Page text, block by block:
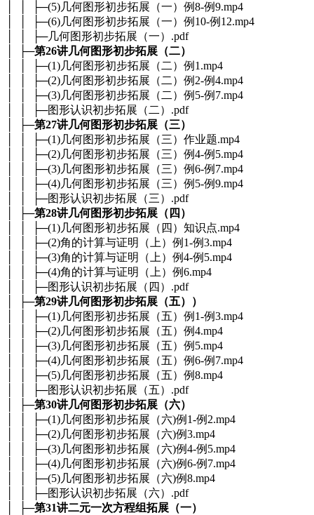
│ │ ├─(5)几何图形初步拓展（一）例8-例9.mp4
│ │ ├─(6)几何图形初步拓展（一）例10-例12.mp4
│ │ ├─几何图形初步拓展（一）.pdf
│ ├─第26讲几何图形初步拓展（二）
│ │ ├─(1)几何图形初步拓展（二）例1.mp4
│ │ ├─(2)几何图形初步拓展（二）例2-例4.mp4
│ │ ├─(3)几何图形初步拓展（二）例5-例7.mp4
│ │ ├─图形认识初步拓展（二）.pdf
│ ├─第27讲几何图形初步拓展（三）
│ │ ├─(1)几何图形初步拓展（三）作业题.mp4
│ │ ├─(2)几何图形初步拓展（三）例4-例5.mp4
│ │ ├─(3)几何图形初步拓展（三）例6-例7.mp4
│ │ ├─(4)几何图形初步拓展（三）例5-例9.mp4
│ │ ├─图形认识初步拓展（三）.pdf
│ ├─第28讲几何图形初步拓展（四）
│ │ ├─(1)几何图形初步拓展（四）知识点.mp4
│ │ ├─(2)角的计算与证明（上）例1-例3.mp4
│ │ ├─(3)角的计算与证明（上）例4-例5.mp4
│ │ ├─(4)角的计算与证明（上）例6.mp4
│ │ ├─图形认识初步拓展（四）.pdf
│ ├─第29讲几何图形初步拓展（五））
│ │ ├─(1)几何图形初步拓展（五）例1-例3.mp4
│ │ ├─(2)几何图形初步拓展（五）例4.mp4
│ │ ├─(3)几何图形初步拓展（五）例5.mp4
│ │ ├─(4)几何图形初步拓展（五）例6-例7.mp4
│ │ ├─(5)几何图形初步拓展（五）例8.mp4
│ │ ├─图形认识初步拓展（五）.pdf
│ ├─第30讲几何图形初步拓展（六）
│ │ ├─(1)几何图形初步拓展（六)例1-例2.mp4
│ │ ├─(2)几何图形初步拓展（六)例3.mp4
│ │ ├─(3)几何图形初步拓展（六)例4-例5.mp4
│ │ ├─(4)几何图形初步拓展（六)例6-例7.mp4
│ │ ├─(5)几何图形初步拓展（六)例8.mp4
│ │ ├─图形认识初步拓展（六）.pdf
│ ├─第31讲二元一次方程组拓展（一）